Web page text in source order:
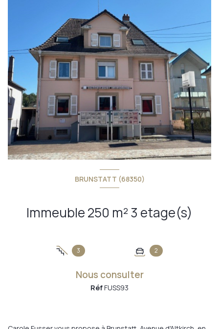
BRUNSTATT (68350)
Immeuble 250 m² 3 etage(s)
3 2
Nous consulter
RéfFUSS93